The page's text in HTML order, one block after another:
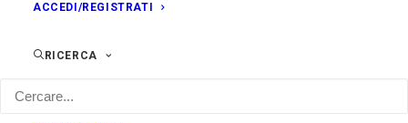
ACCEDI/REGISTRATI
RICERCA